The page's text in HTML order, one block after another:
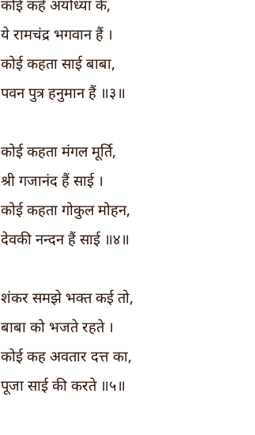
कोई कहे अयोध्या के,
ये रामचंद्र भगवान हैं ।
कोई कहता साई बाबा,
पवन पुत्र हनुमान हैं ॥३॥
कोई कहता मंगल मूर्ति,
श्री गजानंद हैं साई ।
कोई कहता गोकुल मोहन,
देवकी नन्दन हैं साई ॥४॥
शंकर समझे भक्त कई तो,
बाबा को भजते रहते ।
कोई कह अवतार दत्त का,
पूजा साई की करते ॥५॥